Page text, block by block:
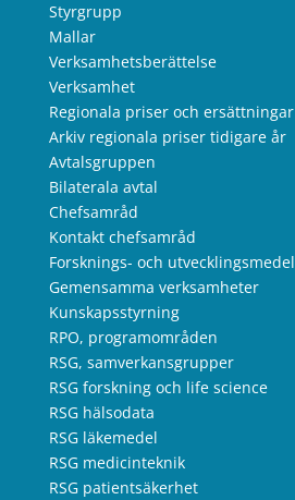
Styrgrupp
Mallar
Verksamhetsberättelse
Verksamhet
Regionala priser och ersättningar
Arkiv regionala priser tidigare år
Avtalsgruppen
Bilaterala avtal
Chefsamråd
Kontakt chefsamråd
Forsknings- och utvecklingsmedel
Gemensamma verksamheter
Kunskapsstyrning
RPO, programområden
RSG, samverkansgrupper
RSG forskning och life science
RSG hälsodata
RSG läkemedel
RSG medicinteknik
RSG patientsäkerhet